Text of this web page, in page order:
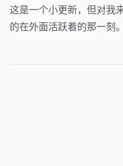
这是一个小更新，但对我
的在外面活跃着的那一刻。